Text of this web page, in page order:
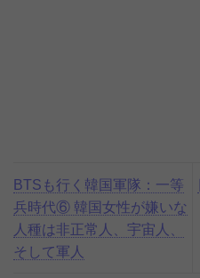
BTSも行く韓国軍隊：一等
兵時代⑥ 韓国女性が嫌いな
人種は非正常人、宇宙人、
そして軍人